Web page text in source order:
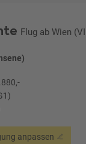
Flug ab Wien
anpassen